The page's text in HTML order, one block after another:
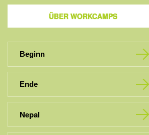
ÜBER WORKCAMPS
Nepal